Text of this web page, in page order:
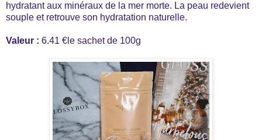
hydratant aux minéraux de la mer morte. La peau redevient
souple et retrouve son hydratation naturelle.
Valeur : 6.41 €le sachet de 100g